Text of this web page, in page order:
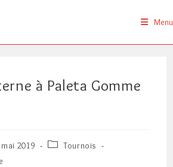
Menu
à Paleta Gomme
mai 2019
PostTournois